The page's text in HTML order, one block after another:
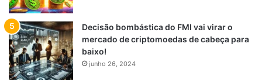
Decisão bombástica do FMI vai virar o
mercado de criptomoedas de cabeça para
baixo!
junho 26, 2024